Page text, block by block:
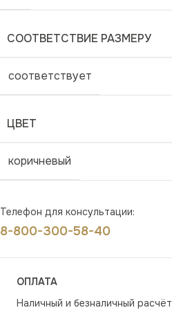
СООТВЕТСТВИЕ РАЗМЕРУ
соответствует
ЦВЕТ
коричневый
Телефон для консультации:
8-800-300-58-40
ОПЛАТА
Наличный и безналичный расчёт